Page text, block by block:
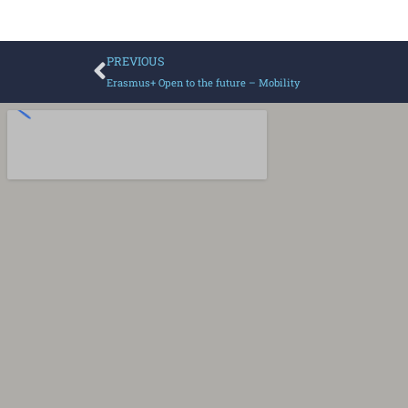
PREVIOUS
Erasmus+ Open to the future – Mobility